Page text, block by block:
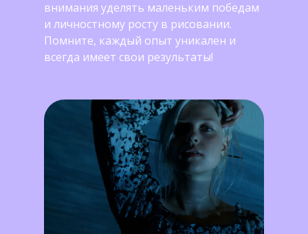
внимания уделять маленьким победам
и личностному росту в рисовании.
Помните, каждый опыт уникален и
всегда имеет свои результаты!